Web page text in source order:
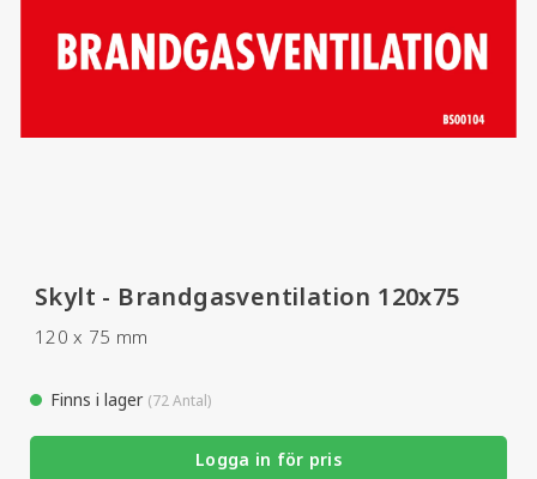
Skylt - Brandgasventilation 120x75
120 x 75 mm
Finns i lager (72 Antal)
Logga in för pris